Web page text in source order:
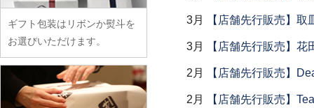
3月 【店舗先行販売】取
3月 【店舗先行販売】
2月 【店舗先行販売】
2月 【店舗先行販売】
臼田けい子
海野裕
浦陽子
遠藤マサヒロ
小林巧征
小牧広平
近藤亮介
藤田永子
藤塚光男
ほたる窯
村田菜穂美
木工ヤマニ
森知恵子
森悠紀子
ギフト包装はリボンか熨斗を
お選びいただけます。